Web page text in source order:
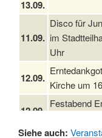
13.09.
11.09.
Disco für
im
Uhr
12.09.
Kirche um
12.09.
Festabend
Siehe auch: